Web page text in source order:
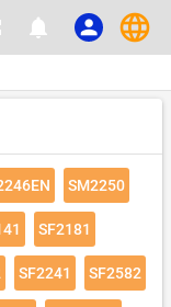
notifications person language
SM2250
SF2181
SF2241 SF2582